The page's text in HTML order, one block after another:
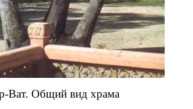
Ват. Общий вид храма